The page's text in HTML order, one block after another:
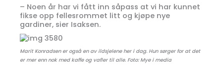
– Noen år har vi fått inn såpass at vi har kunnet
fikse opp fellesrommet litt og kjøpe nye
gardiner, sier Isaksen.
Marit Konradsen er også en av ildsjelene her i dag. Hun sørger for at det
er mer enn nok med kaffe og vafler til alle. Foto: Mye i media